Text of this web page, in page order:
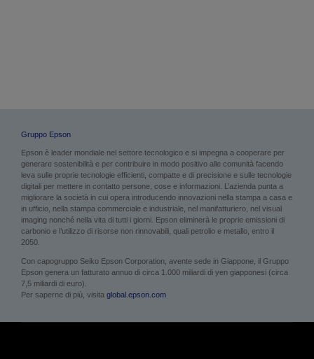
Gruppo Epson
Epson è leader mondiale nel settore tecnologico e si impegna a cooperare per
generare sostenibilità e per contribuire in modo positivo alle comunità facendo
leva sulle proprie tecnologie efficienti, compatte e di precisione e sulle tecnologie
digitali per mettere in contatto persone, cose e informazioni. L’azienda punta a
migliorare la società in cui opera introducendo innovazioni nella stampa a casa e
in ufficio, nella stampa commerciale e industriale, nel manifatturiero, nel visual
imaging nonché nella vita di tutti i giorni. Epson eliminerà le proprie emissioni di
carbonio e l’utilizzo di risorse non rinnovabili, quali petrolio e metallo, entro il
2050.
Con capogruppo Seiko Epson Corporation, avente sede in Giappone, il Gruppo
Epson genera un fatturato annuo di circa 1.000 miliardi di yen giapponesi (circa
7,5 miliardi di euro).
Per saperne di più, visita global.epson.com